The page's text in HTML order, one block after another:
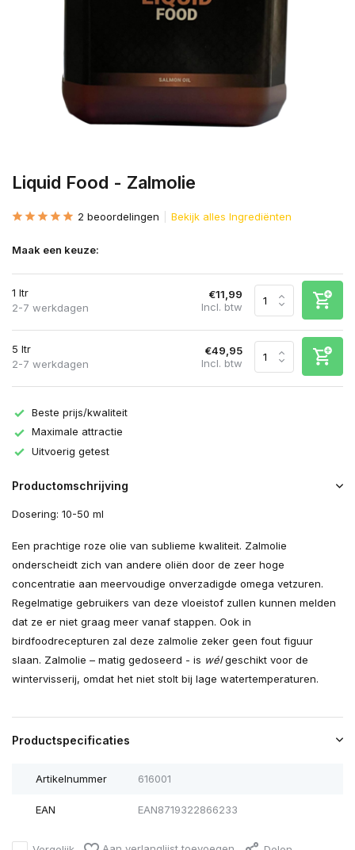
Liquid Food - Zalmolie
2 beoordelingen Bekijk alles Ingrediënten
Maak een keuze:
1 ltr
2-7 werkdagen
€11,99
Incl. btw
5 ltr
2-7 werkdagen
€49,95
Incl. btw
Beste prijs/kwaliteit
Maximale attractie
Uitvoerig getest
Productomschrijving
Dosering: 10-50 ml
Een prachtige roze olie van sublieme kwaliteit. Zalmolie
onderscheidt zich van andere oliën door de zeer hoge
concentratie aan meervoudige onverzadigde omega vetzuren.
Regelmatige gebruikers van deze vloeistof zullen kunnen melden
dat ze er niet graag meer vanaf stappen. Ook in
birdfoodrecepturen zal deze zalmolie zeker geen fout figuur
slaan. Zalmolie – matig gedoseerd - is wélgeschikt voor de
wintervisserij, omdat het niet stolt bij lage watertemperaturen.
Productspecificaties
Artikelnummer 616001
EAN EAN8719322866233